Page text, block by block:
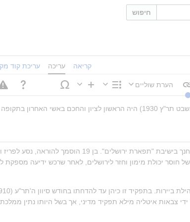
חיפוש
קריאה עריכה עריכת קוד
הערת שוליים